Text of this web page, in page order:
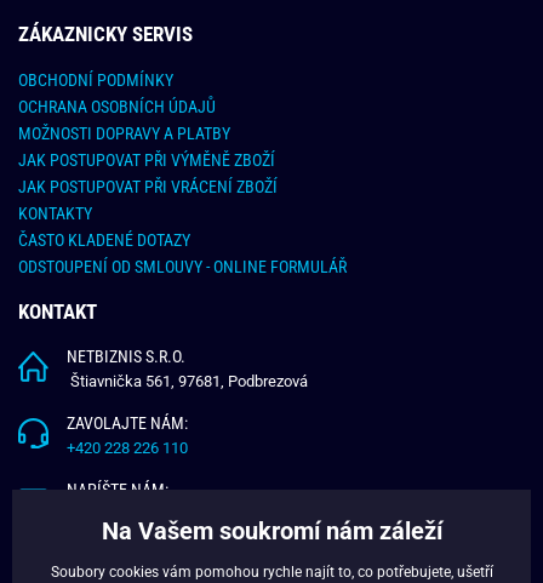
ZÁKAZNICKY SERVIS
OBCHODNÍ PODMÍNKY
OCHRANA OSOBNÍCH ÚDAJŮ
MOŽNOSTI DOPRAVY A PLATBY
JAK POSTUPOVAT PŘI VÝMĚNĚ ZBOŽÍ
JAK POSTUPOVAT PŘI VRÁCENÍ ZBOŽÍ
KONTAKTY
ČASTO KLADENÉ DOTAZY
ODSTOUPENÍ OD SMLOUVY - ONLINE FORMULÁŘ
KONTAKT
NETBIZNIS S.R.O.
Štiavnička 561, 97681, Podbrezová
ZAVOLAJTE NÁM:
+420 228 226 110
NAPÍŠTE NÁM:
Na Vašem soukromí nám záleží
Soubory cookies vám pomohou rychle najít to, co potřebujete, ušetří